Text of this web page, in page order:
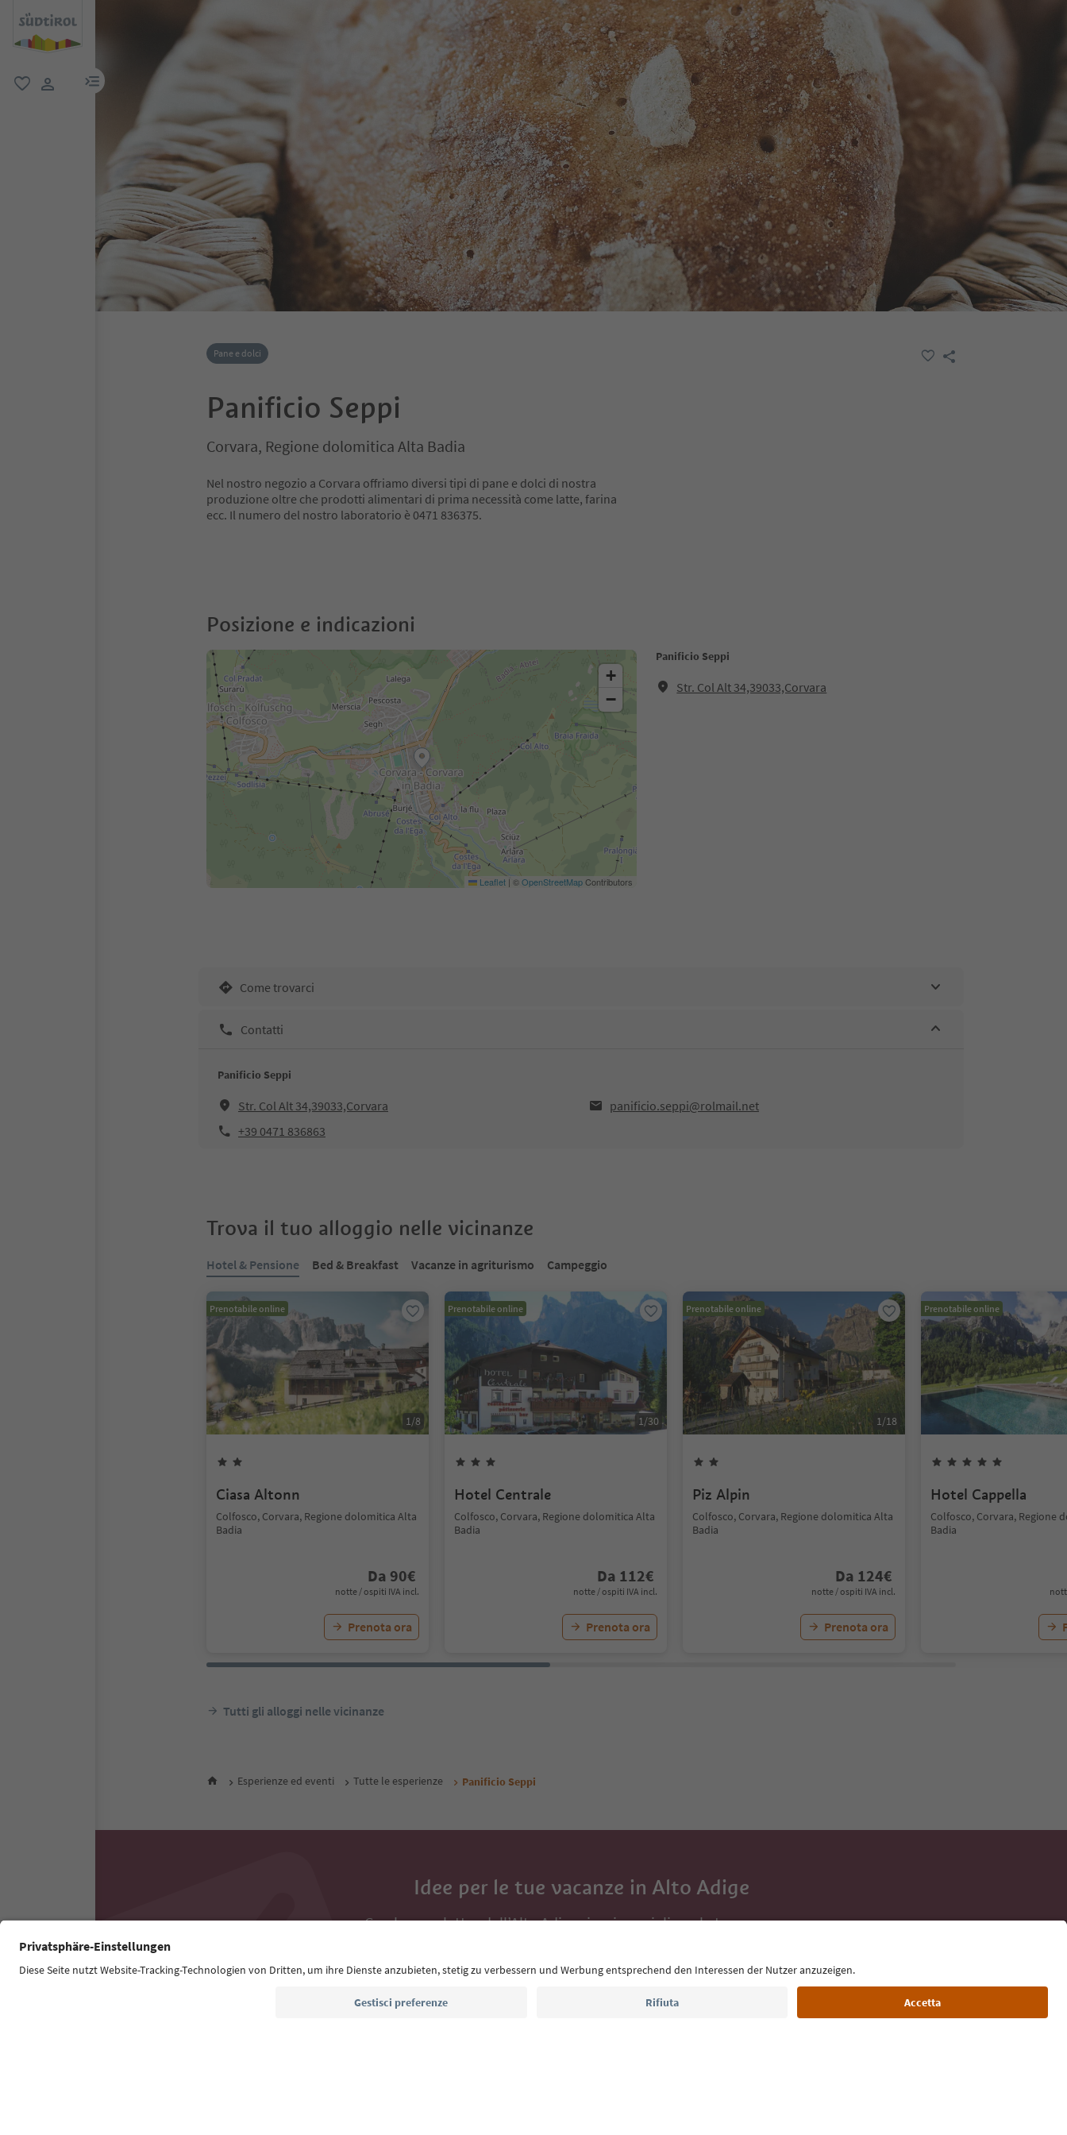
menu link
Pane e dolci
Panificio Seppi
Corvara, Regione dolomitica Alta Badia
Nel nostro negozio a Corvara offriamo diversi tipi di pane e dolci di nostra
produzione oltre che prodotti alimentari di prima necessità come latte, farina
ecc. Il numero del nostro laboratorio è 0471 836375.
Posizione e indicazioni
Panificio Seppi
Str. Col Alt 34,39033,Corvara
+
−
Leaflet | ©OpenStreetMapContributors
Come trovarci
Contatti
Panificio Seppi
Str. Col Alt 34,39033,Corvara
panificio.seppi@rolmail.net
+39 0471 836863
Trova il tuo alloggio nelle vicinanze
Hotel & Pensione Bed & Breakfast Vacanze in agriturismo Campeggio
Prenotabile online
1/8
Ciasa Altonn
Colfosco, Corvara, Regione dolomitica Alta
Badia
Da 90€
notte / ospiti IVA incl.
Prenota ora
Prenotabile online
1/30
Hotel Centrale
Colfosco, Corvara, Regione dolomitica Alta
Badia
Da 112€
notte / ospiti IVA incl.
Prenota ora
Prenotabile online
1/18
Piz Alpin
Colfosco, Corvara, Regione dolomitica Alta
Badia
Da 124€
notte / ospiti IVA incl.
Prenota ora
Prenotabile online
Hotel Cappella
Colfosco, Corvara, Regione
Badia
Tutti gli alloggi nelle vicinanze
Esperienze ed eventi Tutte le esperienze Panificio Seppi
Idee per le tue vacanze in Alto Adige
Con la newsletter dell’Alto Adige ricevi consigli per le tue vacanze,
Indirizzo e-mail*